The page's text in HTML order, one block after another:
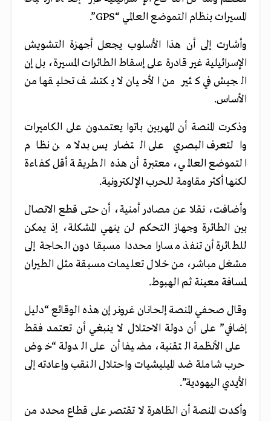
المسيرات بنظام التموضع العالمي “GPS”.
وأشارت إلى أن هذا الأسلوب يجعل أجهزة التشويش
الإسرائيلية غير قادرة على إسقاط الطائرات المسيرة، بل إن
الجيش في كثير من الأحيان لا يكتشف تحليقها من
الأساس.
وذكرت المنصة أن المهربين باتوا يعتمدون على الكاميرات
والتعرف البصري على التضاريس بدلا من نظام
التموضع العالمي، معتبرة أن هذه الطريقة أقل كفاءة
لكنها أكثر مقاومة للحرب الإلكترونية.
وأضافت، نقلا عن مصادر أمنية، أن حتى قطع الاتصال
بين الطائرة وجهاز التحكم لن ينهي المشكلة، إذ يمكن
للطائرة أن تنفذ مسارا محددا مسبقا دون الحاجة إلى
مشغل مباشر، من خلال تعليمات مسبقة مثل الطيران
لمسافة معينة ثم الهبوط.
وقال صحفي المنصة إلحانان غرونر إن هذه الوقائع “دليل
إضافي” على أن دولة الاحتلال لا ينبغي أن تعتمد فقط
على الأنظمة التقنية، مضيفا أن على الدولة “خوض
حرب شاملة ضد الميليشيات واحتلال النقب وإعادته إلى
الأيدي اليهودية”.
وأكدت المنصة أن الظاهرة لا تقتصر على قطاع محدد من